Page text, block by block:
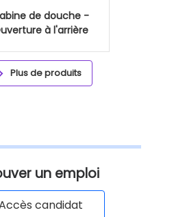
de douche -
à l'arrière
Plus de produits
un emploi
candidat